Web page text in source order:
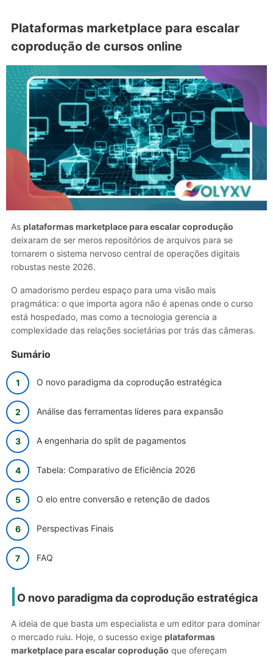
Plataformas marketplace para escalar
coprodução de cursos online
As plataformas marketplace para escalar coprodução
deixaram de ser meros repositórios de arquivos para se
tornarem o sistema nervoso central de operações digitais
robustas neste 2026.
O amadorismo perdeu espaço para uma visão mais
pragmática: o que importa agora não é apenas onde o curso
está hospedado, mas como a tecnologia gerencia a
complexidade das relações societárias por trás das câmeras.
Sumário
O novo paradigma da coprodução estratégica
Análise das ferramentas líderes para expansão
A engenharia do split de pagamentos
Tabela: Comparativo de Eficiência 2026
O elo entre conversão e retenção de dados
Perspectivas Finais
FAQ
O novo paradigma da coprodução estratégica
A ideia de que basta um especialista e um editor para dominar
o mercado ruiu. Hoje, o sucesso exige plataformas
marketplace para escalar coprodução que ofereçam